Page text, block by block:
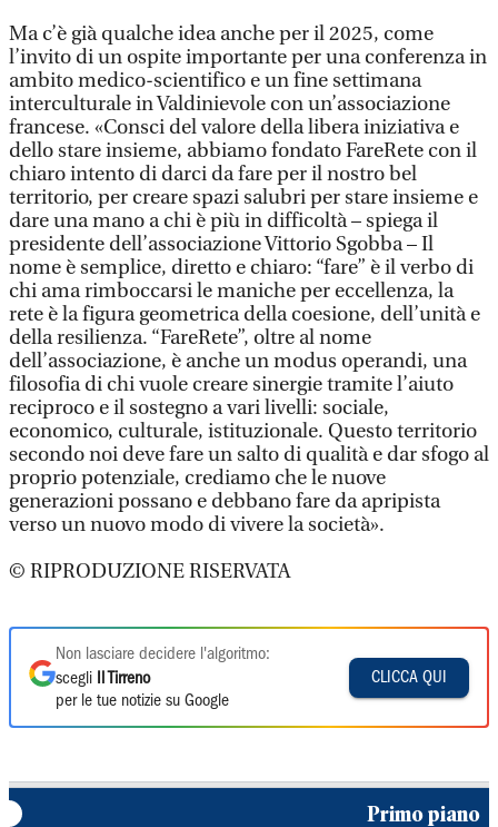
Ma c’è già qualche idea anche per il 2025, come
l’invito di un ospite importante per una conferenza in
ambito medico-scientifico e un fine settimana
interculturale in Valdinievole con un’associazione
francese. «Consci del valore della libera iniziativa e
dello stare insieme, abbiamo fondato FareRete con il
chiaro intento di darci da fare per il nostro bel
territorio, per creare spazi salubri per stare insieme e
dare una mano a chi è più in difficoltà – spiega il
presidente dell’associazione Vittorio Sgobba – Il
nome è semplice, diretto e chiaro: “fare” è il verbo di
chi ama rimboccarsi le maniche per eccellenza, la
rete è la figura geometrica della coesione, dell’unità e
della resilienza. “FareRete”, oltre al nome
dell’associazione, è anche un modus operandi, una
filosofia di chi vuole creare sinergie tramite l’aiuto
reciproco e il sostegno a vari livelli: sociale,
economico, culturale, istituzionale. Questo territorio
secondo noi deve fare un salto di qualità e dar sfogo al
proprio potenziale, crediamo che le nuove
generazioni possano e debbano fare da apripista
verso un nuovo modo di vivere la società».
© RIPRODUZIONE RISERVATA
Non lasciare decidere l'algoritmo:
scegli
Il Tirreno
per le tue notizie su Google
CLICCA QUI
Primo piano